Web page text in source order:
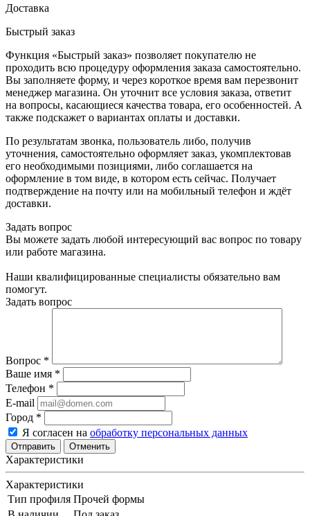
Доставка
Быстрый заказ
Функция «Быстрый заказ» позволяет покупателю не
проходить всю процедуру оформления заказа самостоятельно.
Вы заполняете форму, и через короткое время вам перезвонит
менеджер магазина. Он уточнит все условия заказа, ответит
на вопросы, касающиеся качества товара, его особенностей. А
также подскажет о вариантах оплаты и доставки.
По результатам звонка, пользователь либо, получив
уточнения, самостоятельно оформляет заказ, укомплектовав
его необходимыми позициями, либо соглашается на
оформление в том виде, в котором есть сейчас. Получает
подтверждение на почту или на мобильный телефон и ждёт
доставки.
Задать вопрос
Вы можете задать любой интересующий вас вопрос по товару
или работе магазина.
Наши квалифицированные специалисты обязательно вам
помогут.
Задать вопрос
Вопрос *
Ваше имя *
Телефон *
E-mail
Город *
Я согласен на обработку персональных данных
Отменить
Характеристики
Характеристики
Тип профиля Прочей формы